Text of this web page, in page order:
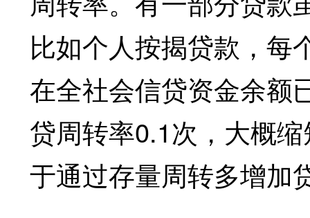
比如个人按揭贷款，每
在全社会信贷资金余额
贷周转率0.1次，大概
于通过存量周转多增加